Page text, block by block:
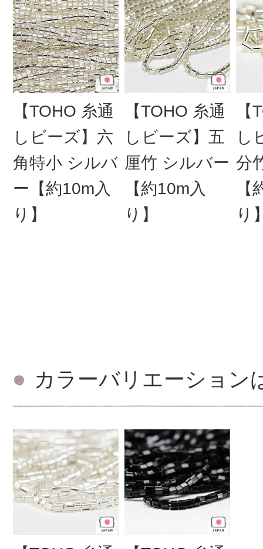
【TOHO 糸通
しビーズ】六
角特小 シルバ
ー【約10m入
り】
【TOHO 糸通
しビーズ】五
厘竹 シルバー
【約10m入
り】
し
分
【
り
カラーバリエーション